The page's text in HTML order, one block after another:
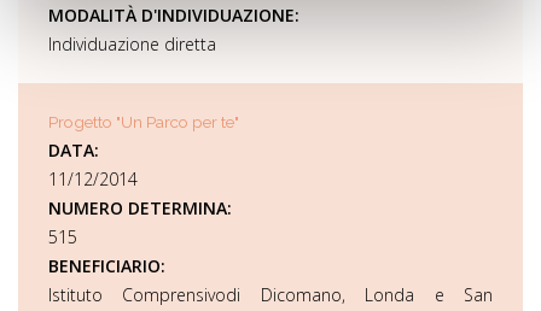
MODALITÀ D'INDIVIDUAZIONE:
Individuazione diretta
Progetto "Un Parco per te"
DATA:
11/12/2014
NUMERO DETERMINA:
515
BENEFICIARIO:
Istituto Comprensivodi Dicomano, Londa e San